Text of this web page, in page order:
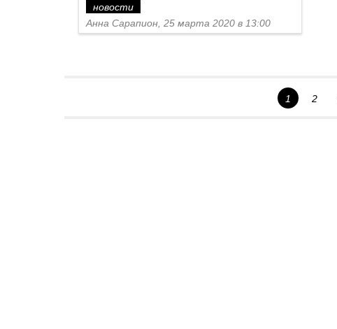
новости
Анна Сарапион, 25 марта 2020 в 13:00
1 2